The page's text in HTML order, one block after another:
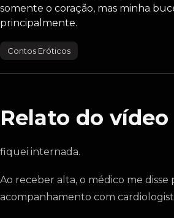
somente o coração, mas minha
principalmente.
Contos Eróticos
Relato do vídeo
fiquei internada.
Ao receber alta, o médico me disse
acompanhamento com